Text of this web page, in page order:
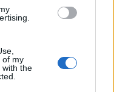
of my
with the
mutatták
Bécsben. Az
önkormányzat által
bringás
Mikael Colville